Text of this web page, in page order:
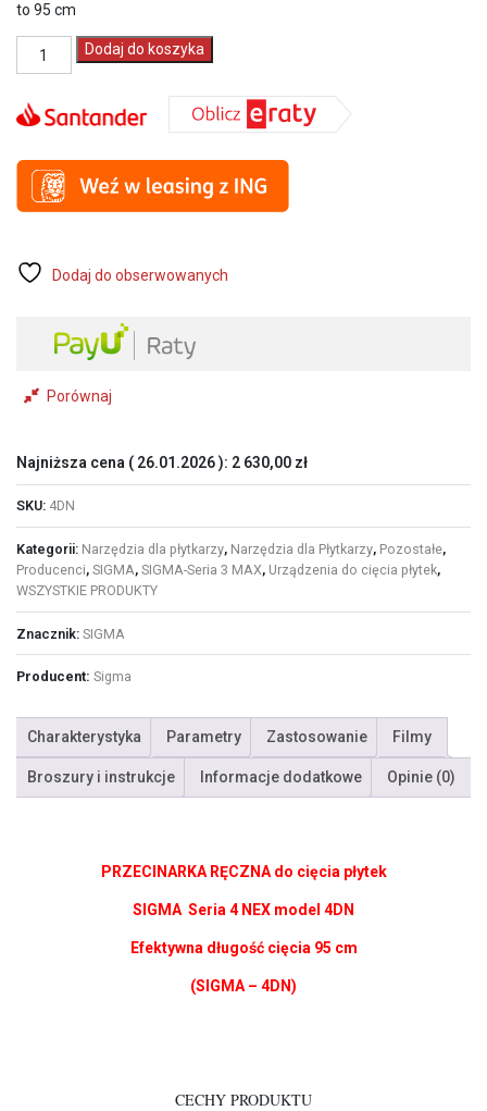
to 95 cm
ilość
SIGMA
do
cięcia
przecinarka
ręczna
Seria
model
(SIGMA
Dodaj do koszyka
Dodaj do obserwowanych
Porównaj
Najniższa cena ( 26.01.2026): 2 630,00 zł
SKU: 4DN
Kategorii: Narzędzia dla płytkarzy, Narzędzia dla Płytkarzy, Pozostałe,
Producenci, SIGMA, SIGMA-Seria 3 MAX, Urządzenia do cięcia płytek,
WSZYSTKIE PRODUKTY
Znacznik: SIGMA
Producent: Sigma
Charakterystyka Parametry Zastosowanie Filmy
Broszury i instrukcje Informacje dodatkowe Opinie (0)
PRZECINARKA RĘCZNA do cięcia płytek
SIGMA Seria 4 NEX model 4DN
Efektywna długość cięcia 95 cm
(SIGMA – 4DN)
CECHY PRODUKTU